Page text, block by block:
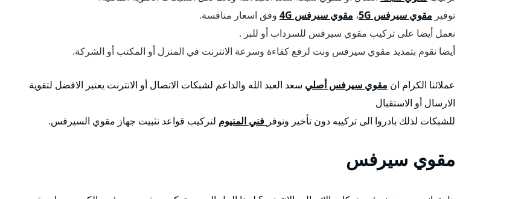
توفير مقوي سيرفس 5G ، مقوي سيرفس 4G
وفق اسعار منافسة.
نعمل أيضا على تركيب مقوي سيرفس للسرداب أو للبر .
أيضا نقوم بتمديد مقوي سيرفس ونت لرفع كفاءة وسرعة الانترنت في المنزل أو المكتب أو الشركة.
عملائنا الكرام ان مقوي سيرفس أصلي سعد العبد الله والداعم لشبكات الاتصال أو الانترنت يعتبر الافضل لتقوية
الارسال أو الاستقبال
للشبكات لذلك بادروا الى تركيبه دون تأخير ونوفر فني المنيوم لتركيب قواعد تثبيت جهاز مقوي السيرفس.
مقوي سيرفس